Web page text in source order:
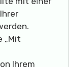
„Mit
Ihrem